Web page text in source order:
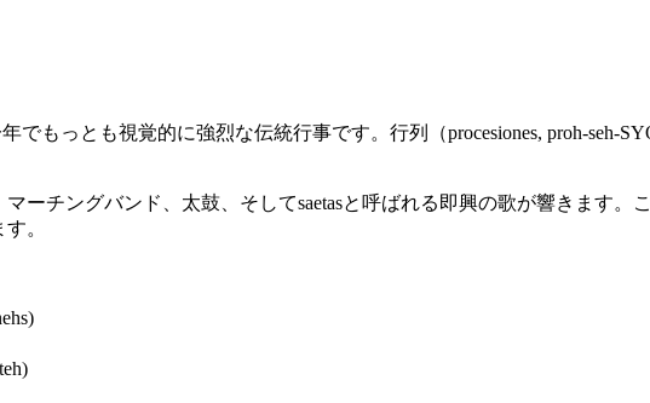
でもっとも視覚的に強烈な伝統行事です。行列（procesiones, proh-seh-
ーチングバンド、太鼓、そしてsaetasと呼ばれる即興の歌が響きます。
。